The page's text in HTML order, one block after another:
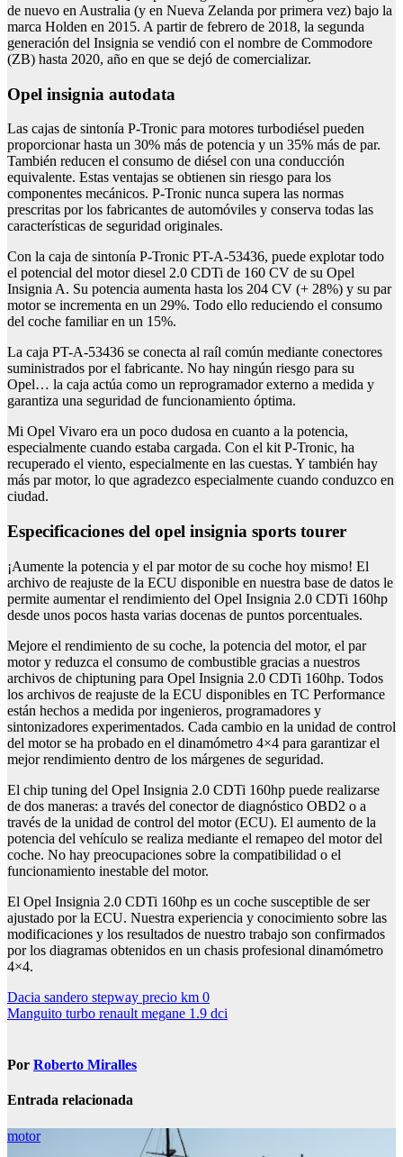
de nuevo en Australia (y en Nueva Zelanda por primera vez) bajo la
marca Holden en 2015. A partir de febrero de 2018, la segunda
generación del Insignia se vendió con el nombre de Commodore
(ZB) hasta 2020, año en que se dejó de comercializar.
Opel insignia autodata
Las cajas de sintonía P-Tronic para motores turbodiésel pueden
proporcionar hasta un 30% más de potencia y un 35% más de par.
También reducen el consumo de diésel con una conducción
equivalente. Estas ventajas se obtienen sin riesgo para los
componentes mecánicos. P-Tronic nunca supera las normas
prescritas por los fabricantes de automóviles y conserva todas las
características de seguridad originales.
Con la caja de sintonía P-Tronic PT-A-53436, puede explotar todo
el potencial del motor diesel 2.0 CDTi de 160 CV de su Opel
Insignia A. Su potencia aumenta hasta los 204 CV (+ 28%) y su par
motor se incrementa en un 29%. Todo ello reduciendo el consumo
del coche familiar en un 15%.
La caja PT-A-53436 se conecta al raíl común mediante conectores
suministrados por el fabricante. No hay ningún riesgo para su
Opel… la caja actúa como un reprogramador externo a medida y
garantiza una seguridad de funcionamiento óptima.
Mi Opel Vivaro era un poco dudosa en cuanto a la potencia,
especialmente cuando estaba cargada. Con el kit P-Tronic, ha
recuperado el viento, especialmente en las cuestas. Y también hay
más par motor, lo que agradezco especialmente cuando conduzco en
ciudad.
Especificaciones del opel insignia sports tourer
¡Aumente la potencia y el par motor de su coche hoy mismo! El
archivo de reajuste de la ECU disponible en nuestra base de datos le
permite aumentar el rendimiento del Opel Insignia 2.0 CDTi 160hp
desde unos pocos hasta varias docenas de puntos porcentuales.
Mejore el rendimiento de su coche, la potencia del motor, el par
motor y reduzca el consumo de combustible gracias a nuestros
archivos de chiptuning para Opel Insignia 2.0 CDTi 160hp. Todos
los archivos de reajuste de la ECU disponibles en TC Performance
están hechos a medida por ingenieros, programadores y
sintonizadores experimentados. Cada cambio en la unidad de control
del motor se ha probado en el dinamómetro 4×4 para garantizar el
mejor rendimiento dentro de los márgenes de seguridad.
El chip tuning del Opel Insignia 2.0 CDTi 160hp puede realizarse
de dos maneras: a través del conector de diagnóstico OBD2 o a
través de la unidad de control del motor (ECU). El aumento de la
potencia del vehículo se realiza mediante el remapeo del motor del
coche. No hay preocupaciones sobre la compatibilidad o el
funcionamiento inestable del motor.
El Opel Insignia 2.0 CDTi 160hp es un coche susceptible de ser
ajustado por la ECU. Nuestra experiencia y conocimiento sobre las
modificaciones y los resultados de nuestro trabajo son confirmados
por los diagramas obtenidos en un chasis profesional dinamómetro
4×4.
Navegación
de
Dacia sandero stepway precio km 0
Manguito turbo renault megane 1.9 dci
Por Roberto Miralles
Entrada relacionada
motor